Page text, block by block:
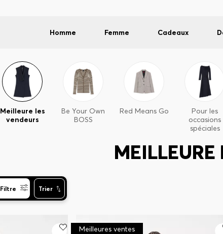
Homme Femme Cadeaux
Meilleure les
vendeurs
Be Your Own
BOSS
Red Means Go
Pour les
occasions
spéciales
MEILLEURE
Filtre Trier
Meilleures ventes